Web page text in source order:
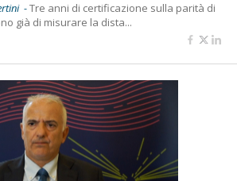
-Tre anni di certificazione sulla parità di
già di misurare la dista...